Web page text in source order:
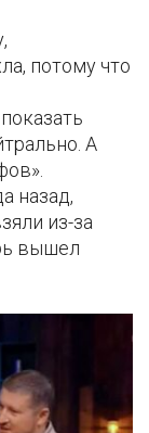
потому что
А
назад,
из-за
вышел